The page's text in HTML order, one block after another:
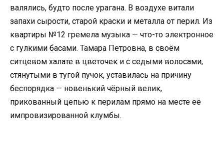
валялись, будто после урагана. В воздухе витали
запахи сырости, старой краски и металла от перил. Из
квартиры №12 гремела музыка — что-то электронное
с гулкими басами. Тамара Петровна, в своём
ситцевом халате в цветочек и с седыми волосами,
стянутыми в тугой пучок, уставилась на причину
беспорядка — новенький чёрный велик,
прикованный цепью к перилам прямо на месте её
импровизированной клумбы.